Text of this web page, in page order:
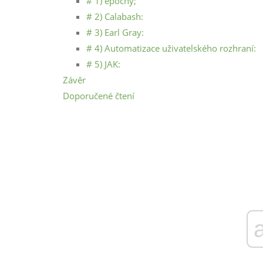
# 2) Calabash:
# 3) Earl Gray:
# 4) Automatizace uživatelského rozhraní:
# 5) JAK:
Závěr
Doporučené čtení